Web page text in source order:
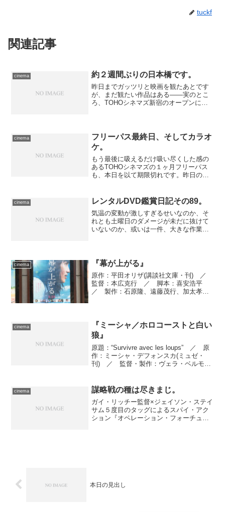
tuckf
関連記事
cinema 約２週間ぶりの日本橋です。
昨日までガッツリと映画を観たあとです
が、まだ観たい作品はある――実のとこ
ろ、TOHOシネマズ新宿のオープンに際
に観るつもりでいたんで...
cinema
フリーパス最終日、そしてカラオ
ケ。
もう最後に吸えるだけ吸い尽くした感の
あるTOHOシネマズの１ヶ月フリーパス
も、本日を以て期限切れです。昨日のう
すが、ともあれちゃんと観に行く。本日
は朝から雨模様なので、...
cinema レンタルDVD鑑賞日記その89。
気温の変動が激しすぎるせいなのか、そ
れとも土曜日のダメージが未だに抜けて
いないのか、或いは一件、大きな作業が
く気力がなく、一休みしよ...
cinema 『幕が上がる』
原作：平田オリザ(講談社文庫・刊) ／
監督：本広克行 ／ 脚本：喜安浩平
／ 製作：石原隆、遠藤茂行、加太孝
鈴木仁 ／ 編集...
cinema
『ミーシャ／ホロコーストと白い
狼』
原題：“Survivre avec les loups” ／ 原
作：ミーシャ・デフォンスカ(ミュゼ・
刊) ／ 監督・製作：ヴェラ・ベルモ
エール・コットロー ／ 美術：オ...
cinema 謀略戦の種は尽きまじ。
ガイ・リッチー監督×ジェイソン・ステイ
サム５度目のタッグによるスパイ・アク
ション『オペレーション・フォーチュ
本日の見出し